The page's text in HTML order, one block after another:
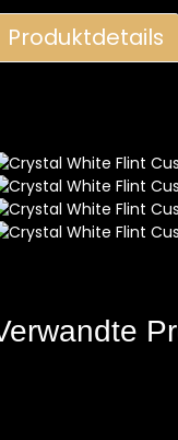
Produktdetails